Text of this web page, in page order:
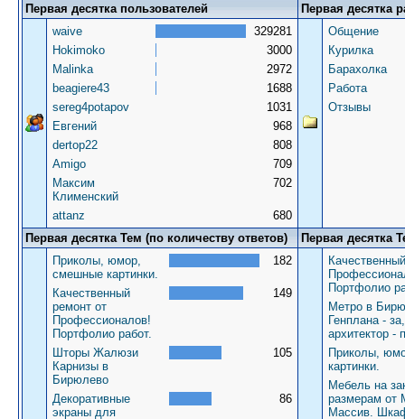
Первая десятка пользователей
Первая десятка
waive
329281
Hokimoko
3000
Malinka
2972
beagiere43
1688
sereg4potapov
1031
Евгений
968
dertop22
808
Amigo
709
Максим
Клименский
702
attanz 680
Общение
Курилка
Барахолка
Работа
Отзывы
Первая десятка Тем (по количеству ответов)
Первая десятка
Приколы, юмор,
смешные картинки.
182
Качественный
ремонт от
Профессионалов!
Портфолио работ.
149
Шторы Жалюзи
Карнизы в
Бирюлево
105
Декоративные
экраны для
86
Портфолио
Метро в
Генплана -
архитектор -
Приколы,
картинки.
Мебель на
размерам
Массив.